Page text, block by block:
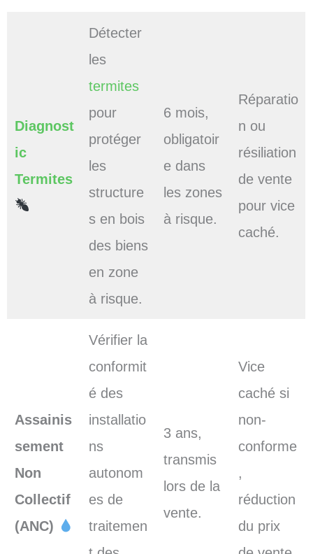
Diagnost
ic
Termites
Détecter
les
termites
pour
protéger
les
structure
s en bois
des biens
en zone
à risque.
6 mois,
obligatoir
e dans
les zones
à risque.
Réparatio
n ou
résiliation
de vente
pour vice
caché.
Assainis
sement
Non
Collectif
(ANC)
Vérifier la
conformit
é des
installatio
ns
autonom
es de
traitemen
3 ans,
transmis
lors de la
vente.
Vice
caché si
non-
conforme
,
réduction
du prix